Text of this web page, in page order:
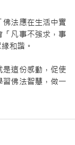
法應在生活中實
凡事不強求，事
和諧。
這份感動，促使
佛法智慧，做一